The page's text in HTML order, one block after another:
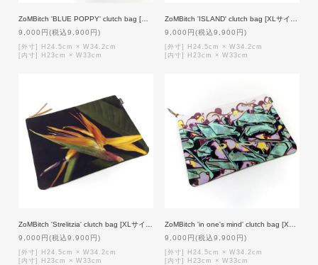
9,000円(税込9,900円)
[外寸] H24.5cm × W34.2cm
[内寸] H23cm × W33cm
9,000円(税込9,900円)
[外寸] H24.5cm × W34.2cm
[内寸] H23cm × W33cm
9,000円(税込9,900円)
[外寸] H24.5cm × W34.2cm
[内寸] H23cm × W33cm
9,000円(税込9,900円)
[外寸] H24.5cm × W34.2cm
[内寸] H23cm × W33cm